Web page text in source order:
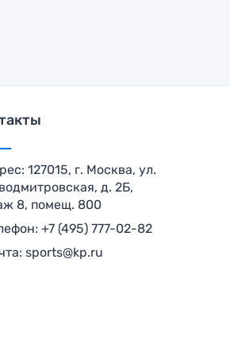
127015, г. Москва, ул.
д. 2Б,
8, помещ. 800
+7 (495) 777-02-82
sports@kp.ru